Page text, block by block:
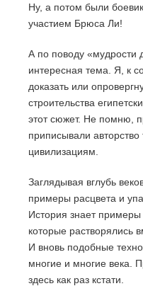
Ну, а потом были
участием Брюса Ли!
А по поводу «мудрости
интересная тема. Я, к
доказать или
строительства
этот сюжет. Не помню,
приписывали
цивилизациям.
Заглядывая вглубь
примеры расцвета и
История знает примеры
которые растворялись
И вновь подобные
многие и многие века.
здесь как раз кстати.